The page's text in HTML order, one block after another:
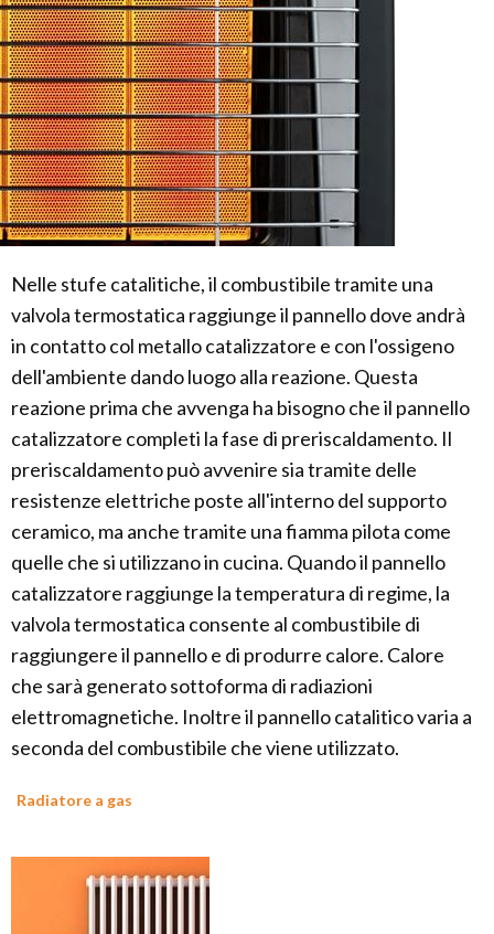
Nelle stufe catalitiche, il combustibile tramite una
valvola termostatica raggiunge il pannello dove andrà
in contatto col metallo catalizzatore e con l'ossigeno
dell'ambiente dando luogo alla reazione. Questa
reazione prima che avvenga ha bisogno che il pannello
catalizzatore completi la fase di preriscaldamento. Il
preriscaldamento può avvenire sia tramite delle
resistenze elettriche poste all'interno del supporto
ceramico, ma anche tramite una fiamma pilota come
quelle che si utilizzano in cucina. Quando il pannello
catalizzatore raggiunge la temperatura di regime, la
valvola termostatica consente al combustibile di
raggiungere il pannello e di produrre calore. Calore
che sarà generato sottoforma di radiazioni
elettromagnetiche. Inoltre il pannello catalitico varia a
seconda del combustibile che viene utilizzato.
Radiatore a gas